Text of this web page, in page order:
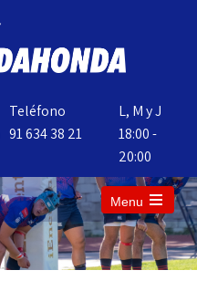
Teléfono
91 634 38 21
L, M y J
18:00 -
20:00
Menu